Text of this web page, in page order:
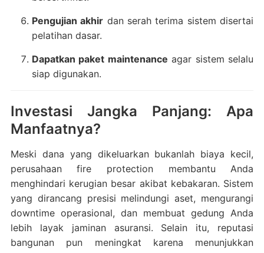
Pengujian akhir dan serah terima sistem disertai
pelatihan dasar.
Dapatkan paket maintenance agar sistem selalu
siap digunakan.
Investasi Jangka Panjang: Apa
Manfaatnya?
Meski dana yang dikeluarkan bukanlah biaya kecil,
perusahaan fire protection membantu Anda
menghindari kerugian besar akibat kebakaran. Sistem
yang dirancang presisi melindungi aset, mengurangi
downtime operasional, dan membuat gedung Anda
lebih layak jaminan asuransi. Selain itu, reputasi
bangunan pun meningkat karena menunjukkan